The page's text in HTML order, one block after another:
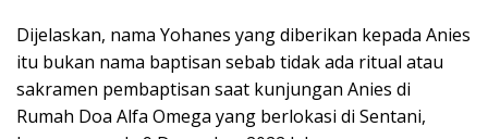
Dijelaskan, nama Yohanes yang diberikan kepada Anies
itu bukan nama baptisan sebab tidak ada ritual atau
sakramen pembaptisan saat kunjungan Anies di
Rumah Doa Alfa Omega yang berlokasi di Sentani,